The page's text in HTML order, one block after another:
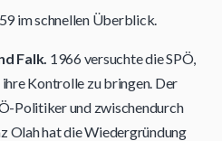
im schnellen Überblick.
Falk. 1966 versuchte die SPÖ,
Kontrolle zu bringen. Der
Politiker und zwischendurch
Olah hat die Wiedergründung